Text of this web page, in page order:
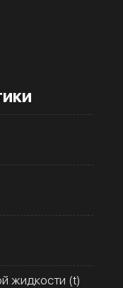
жидкости (t)